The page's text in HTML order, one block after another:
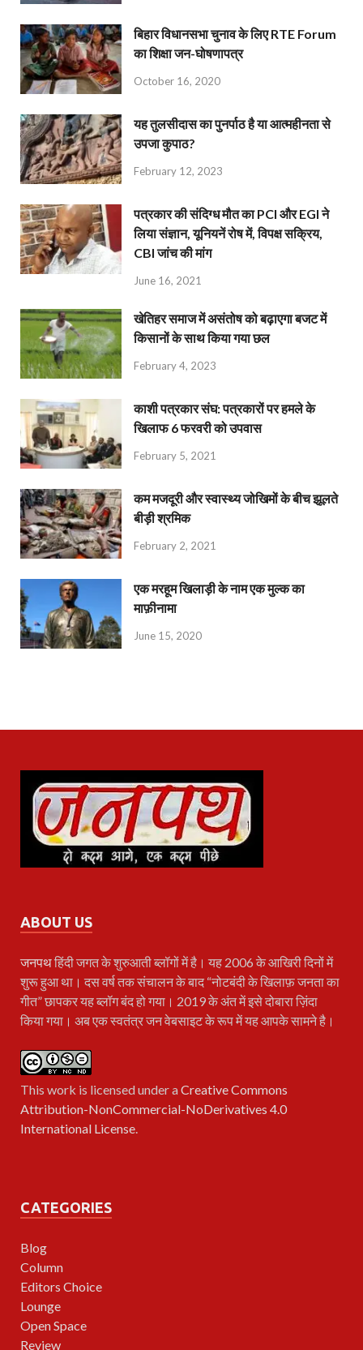
बिहार विधानसभा चुनाव के लिए RTE Forum
का शिक्षा जन-घोषणापत्र
October 16, 2020
यह तुलसीदास का पुनर्पाठ है या आत्महीनता से
उपजा कुपाठ?
February 12, 2023
पत्रकार की संदिग्ध मौत का PCI और EGI ने
लिया संज्ञान, यूनियनें रोष में, विपक्ष सक्रिय,
CBI जांच की मांग
June 16, 2021
खेतिहर समाज में असंतोष को बढ़ाएगा बजट में
किसानों के साथ किया गया छल
February 4, 2023
काशी पत्रकार संघ: पत्रकारों पर हमले के
खिलाफ 6 फरवरी को उपवास
February 5, 2021
कम मजदूरी और स्वास्थ्य जोखिमों के बीच झूलते
बीड़ी श्रमिक
February 2, 2021
एक मरहूम खिलाड़ी के नाम एक मुल्क का
माफ़ीनामा
June 15, 2020
ABOUT US
जनपथहिंदी जगत के शुरुआती ब्लॉगों में है। यह 2006 के आखिरी दिनों में
शुरू हुआ था। दस वर्ष तक संचालन के बाद “नोटबंदी के खिलाफ़ जनता का
गीत” छापकर यह ब्लॉग बंद हो गया। 2019 के अंत में इसे दोबारा ज़िंदा
किया गया। अब एक स्वतंत्र जन वेबसाइट के रूप में यह आपके सामने है।
This work is licensed under aCreative Commons
Attribution-NonCommercial-NoDerivatives 4.0
International License.
CATEGORIES
Blog
Column
Editors Choice
Lounge
Open Space
Review